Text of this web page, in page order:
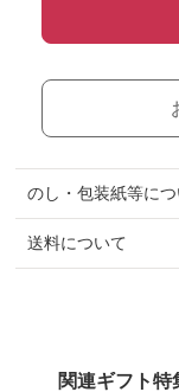
のし・包装紙等に
送料について
関連ギフト特